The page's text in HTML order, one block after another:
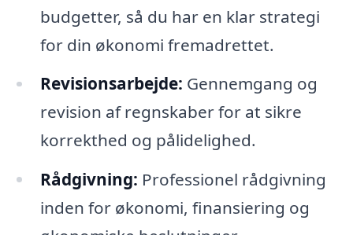
budgetter, så du har en klar strategi
for din økonomi fremadrettet.
Revisionsarbejde: Gennemgang og
revision af regnskaber for at sikre
korrekthed og pålidelighed.
Rådgivning: Professionel rådgivning
inden for økonomi, finansiering og